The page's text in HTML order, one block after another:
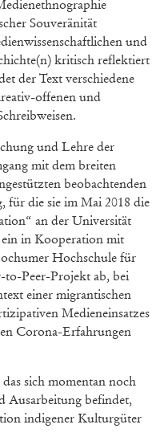
Souveränität
und
kritisch reflektiert
der Text verschiedene
offenen und
und Lehre der
mit dem breiten
beobachtenden
für die sie im Mai 2018 die
an der Universität
ein in Kooperation mit
Hochschule für
to-Peer-Projekt ab, bei
einer migrantischen
Medieneinsatzes
Corona-Erfahrungen
sich momentan noch
Ausarbeitung befindet,
indigener Kulturgüter